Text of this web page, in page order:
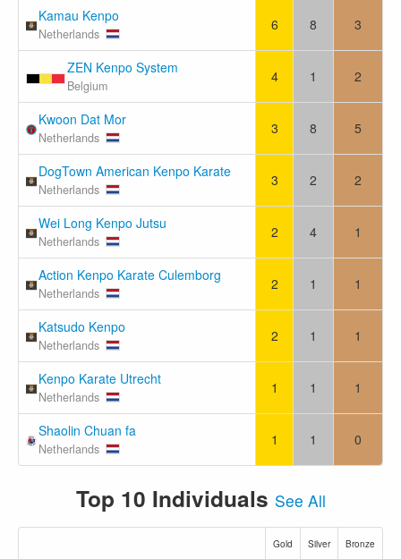
Kamau Kenpo
Netherlands
6 8 3
ZEN Kenpo System
Belgium
4 1 2
Kwoon Dat Mor
Netherlands
3 8 5
DogTown American Kenpo Karate
Netherlands
3 2 2
Wei Long Kenpo Jutsu
Netherlands
2 4 1
Action Kenpo Karate Culemborg
Netherlands
2 1 1
Katsudo Kenpo
Netherlands
2 1 1
Kenpo Karate Utrecht
Netherlands
1 1 1
Shaolin Chuan fa
Netherlands
1 1 0
Top 10 Individuals See All
Gold Silver Bronze